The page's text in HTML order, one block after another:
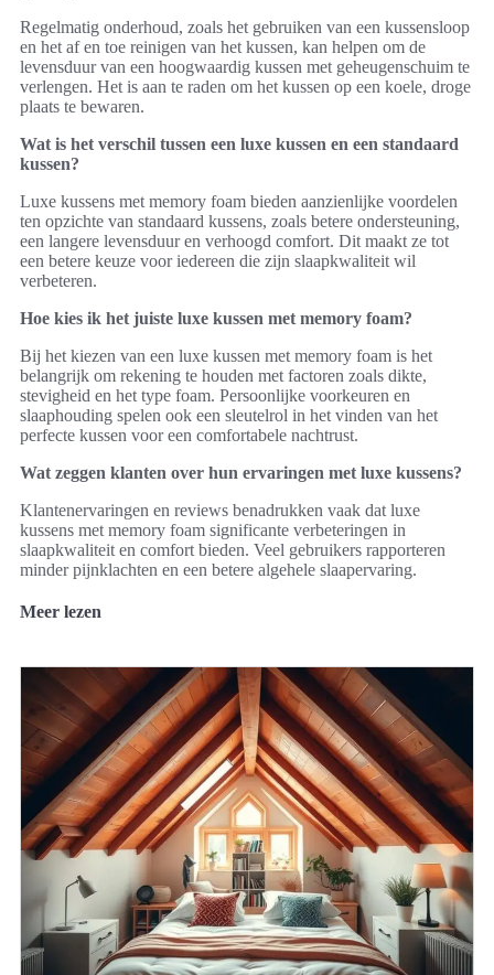
Regelmatig onderhoud, zoals het gebruiken van een kussensloop
en het af en toe reinigen van het kussen, kan helpen om de
levensduur van een hoogwaardig kussen met geheugenschuim te
verlengen. Het is aan te raden om het kussen op een koele, droge
plaats te bewaren.
Wat is het verschil tussen een luxe kussen en een standaard
kussen?
Luxe kussens met memory foam bieden aanzienlijke voordelen
ten opzichte van standaard kussens, zoals betere ondersteuning,
een langere levensduur en verhoogd comfort. Dit maakt ze tot
een betere keuze voor iedereen die zijn slaapkwaliteit wil
verbeteren.
Hoe kies ik het juiste luxe kussen met memory foam?
Bij het kiezen van een luxe kussen met memory foam is het
belangrijk om rekening te houden met factoren zoals dikte,
stevigheid en het type foam. Persoonlijke voorkeuren en
slaaphouding spelen ook een sleutelrol in het vinden van het
perfecte kussen voor een comfortabele nachtrust.
Wat zeggen klanten over hun ervaringen met luxe kussens?
Klantenervaringen en reviews benadrukken vaak dat luxe
kussens met memory foam significante verbeteringen in
slaapkwaliteit en comfort bieden. Veel gebruikers rapporteren
minder pijnklachten en een betere algehele slaapervaring.
Meer lezen